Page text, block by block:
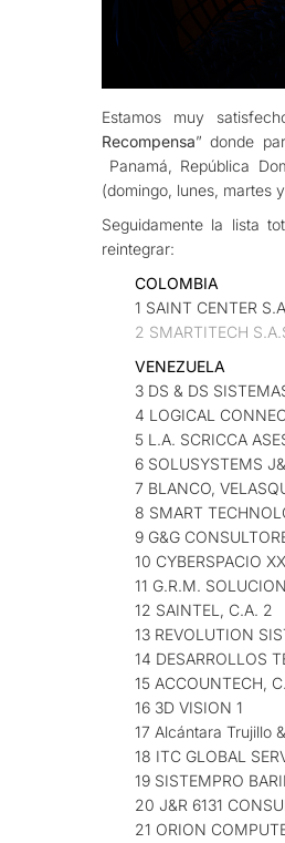
Estamos muy
Recompensa” donde
Panamá, República
(domingo, lunes, martes
Seguidamente la lista
reintegrar:
COLOMBIA
1 SAINT CENTER
2 SMARTITECH
VENEZUELA
3 DS & DS
4 LOGICAL
5 L.A. SCRICCA
6 SOLUSYSTEMS
7 BLANCO,
8 SMART
9 G&G
10 CYBERSPACIO
11 G.R.M.
12 SAINTEL, C.A. 2
13 REVOLUTION
14 DESARROLLOS
15 ACCOUNTECH,
16 3D VISION 1
17 Alcántara Trujillo
18 ITC GLOBAL
19 SISTEMPRO
20 J&R 6131
21 ORION